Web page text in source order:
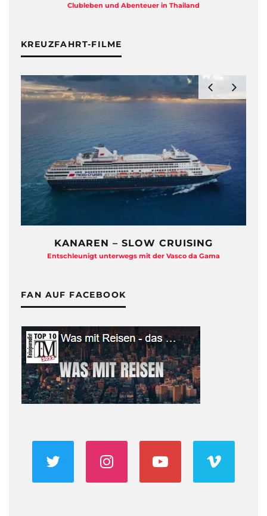
Clubleben und Abenteuer in Thailand
KREUZFAHRT-FILME
KANAREN – SLOW CRUISING
Entschleunigt unterwegs mit der Vasco da Gama
FAN AUF FACEBOOK